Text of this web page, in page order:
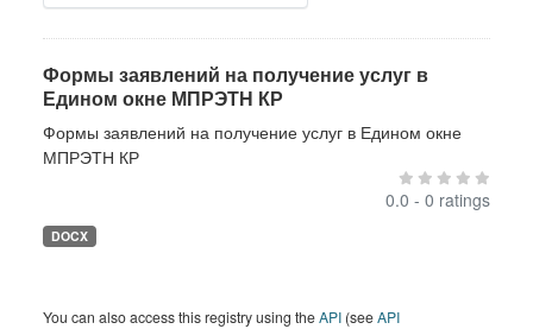
Формы заявлений на получение услуг в
Едином окне МПРЭТН КР
Формы заявлений на получение услуг в Едином окне
МПРЭТН КР
0.0 - 0 ratings
DOCX
You can also access this registry using theAPI (seeAPI